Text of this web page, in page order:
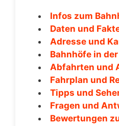
Infos zum
Daten und
Adresse und
Bahnhöfe in
Abfahrten und
Fahrplan und
Tipps und
Fragen und
Bewertungen